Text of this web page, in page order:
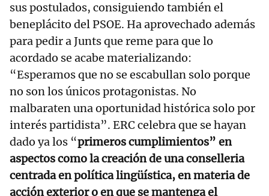
sus postulados, consiguiendo también el
beneplácito del PSOE. Ha aprovechado además
para pedir a Junts que reme para que lo
acordado se acabe materializando:
“Esperamos que no se escabullan solo porque
no son los únicos protagonistas. No
malbaraten una oportunidad histórica solo por
interés partidista”. ERC celebra que se hayan
dado ya los “primeros cumplimientos” en
aspectos como la creación de una conselleria
centrada en política lingüística, en materia de
acción exterior o en que se mantenga el